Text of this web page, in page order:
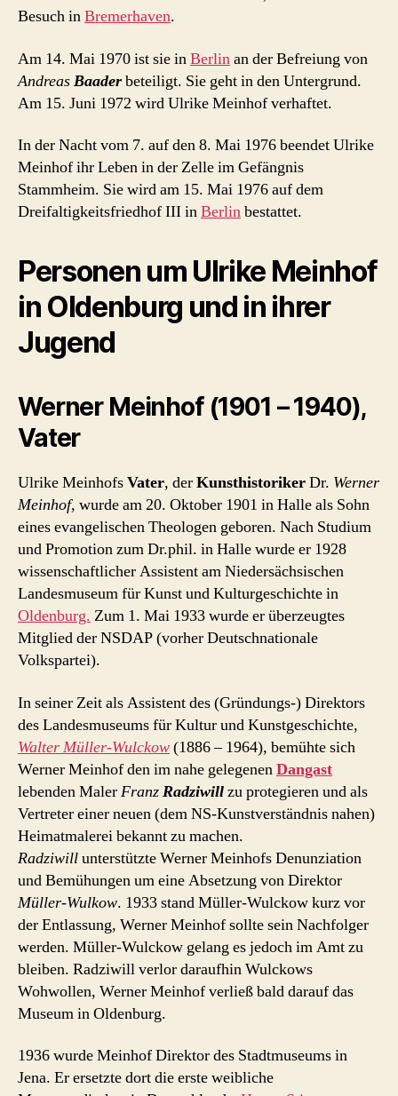
Besuch inBremerhaven.
Am 14. Mai 1970 ist sie inBerlinan der Befreiung von
AndreasBaaderbeteiligt. Sie geht in den Untergrund.
Am 15. Juni 1972 wird Ulrike Meinhof verhaftet.
In der Nacht vom 7. auf den 8. Mai 1976 beendet Ulrike
Meinhof ihr Leben in der Zelle im Gefängnis
Stammheim. Sie wird am 15. Mai 1976 auf dem
Dreifaltigkeitsfriedhof III inBerlinbestattet.
Personen um Ulrike Meinhof
in Oldenburg und in ihrer
Jugend
Werner Meinhof (1901 – 1940),
Vater
Ulrike MeinhofsVater, derKunsthistorikerDr. Werner
Meinhof, wurde am 20. Oktober 1901 in Halle als Sohn
eines evangelischen Theologen geboren. Nach Studium
und Promotion zum Dr.phil. in Halle wurde er 1928
wissenschaftlicher Assistent am Niedersächsischen
Landesmuseum für Kunst und Kulturgeschichte in
Oldenburg. Zum 1. Mai 1933 wurde er überzeugtes
Mitglied der NSDAP (vorher Deutschnationale
Volkspartei).
In seiner Zeit als Assistent des (Gründungs-) Direktors
des Landesmuseums für Kultur und Kunstgeschichte,
Walter Müller-Wulckow(1886 – 1964), bemühte sich
Werner Meinhof den im nahe gelegenenDangast
lebenden MalerFranzRadziwillzu protegieren und als
Vertreter einer neuen (dem NS-Kunstverständnis nahen)
Heimatmalerei bekannt zu machen.
Radziwillunterstützte Werner Meinhofs Denunziation
und Bemühungen um eine Absetzung von Direktor
Müller-Wulkow. 1933 stand Müller-Wulckow kurz vor
der Entlassung, Werner Meinhof sollte sein Nachfolger
werden. Müller-Wulckow gelang es jedoch im Amt zu
bleiben. Radziwill verlor daraufhin Wulckows
Wohwollen, Werner Meinhof verließ bald darauf das
Museum in Oldenburg.
1936 wurde Meinhof Direktor des Stadtmuseums in
Jena. Er ersetzte dort die erste weibliche